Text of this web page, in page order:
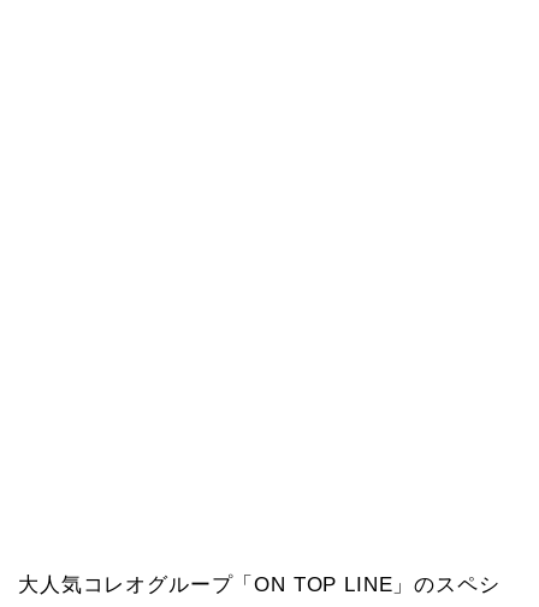
大人気コレオグループ「ON TOP LINE」のスペシ